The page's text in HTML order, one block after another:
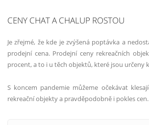
CENY CHAT A CHALUP ROSTOU
Je zřejmé, že kde je zvýšená poptávka a
prodejní cena. Prodejní ceny rekreačních
procent, a to i u těch objektů, které jsou určeny
S koncem pandemie můžeme očekávat
rekreační objekty a pravděpodobně i pokles cen.